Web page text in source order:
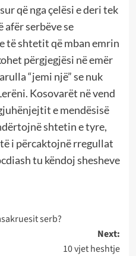
që nga çelësi e deri tek
afër serbëve se
të shtetit që mban emrin
përgjegjësi në emër
“jemi një” se nuk
Kosovarët në vend
e mendësisë
shtetin e tyre,
i përcaktojnë rregullat
tu këndoj shesheve
serb?
Next:
10 vjet heshtje